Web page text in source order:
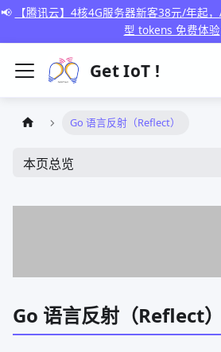
📢
【腾讯云】4核4G服务器新客38元/年起
型 tokens 免费体验
Get IoT !
Go 语言反射（Reflect）
本页总览
Go 语言反射（Reflect）